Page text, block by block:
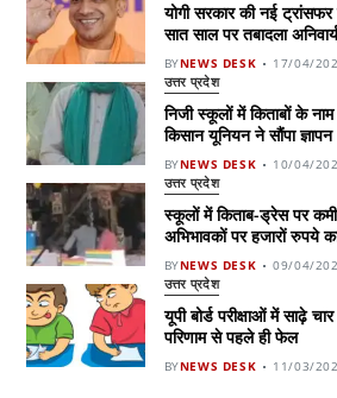
योगी सरकार की नई
सात साल पर तबादला अनिवार्य
BYNEWS DESK 17/04/
उत्तर प्रदेश
निजी स्कूलों में किताबों के
किसान यूनियन ने सौंपा ज्ञापन
BYNEWS DESK 10/04/
उत्तर प्रदेश
स्कूलों में किताब-ड्रेस पर
अभिभावकों पर हजारों रुपये
BYNEWS DESK 09/04/
उत्तर प्रदेश
यूपी बोर्ड परीक्षाओं में साढ़े
परिणाम से पहले ही फेल
BYNEWS DESK 11/03/